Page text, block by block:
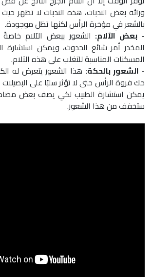
ورائه بعض الندبات، هذه الندبات لا تظهر
بالشعر في مؤخرة الرأس لكنها تظل موجودة.
- بعض الآلام: الشعور ببعض الآلام
المخدر أمر شائع الحدوث، ويمكن
المسكنات المناسبة للتغلب على هذه الآلام.
- الشعور بالحكة: هذا الشعور يتعرض له
حك فروة الرأس حتى لا تؤثر سلبًا على
يمكن استشارة الطبيب لكي يصف بعض
ستخفف من هذا الشعور.